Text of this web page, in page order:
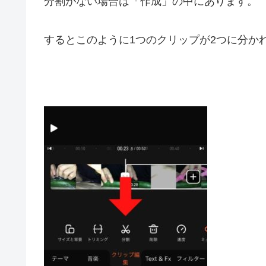
するとこのように1つのクリップが2つに分か